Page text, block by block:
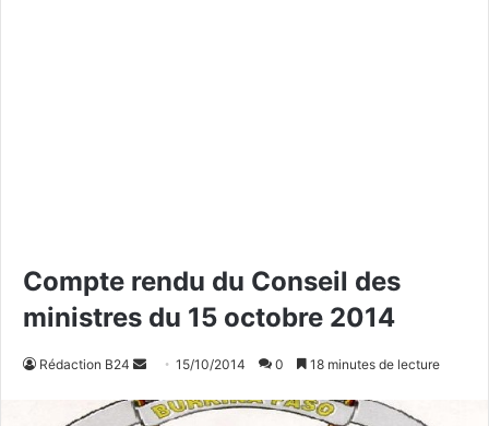
Compte rendu du Conseil des
ministres du 15 octobre 2014
Rédaction B24
v
15/10/2014 0 18 minutes de lecture